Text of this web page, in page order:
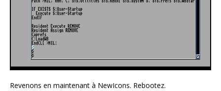
Revenons en maintenant à NewIcons. Rebootez.